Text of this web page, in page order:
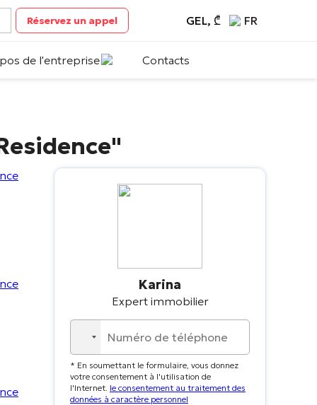
Réservez un appel GEL, ₾ FR
de l'entreprise Contacts
Karina
Expert immobilier
No
country
selected
* En soumettant le formulaire, vous donnez
votre consentement à l'utilisation de
l'Internet. le consentement au traitement des
données à caractère personnel